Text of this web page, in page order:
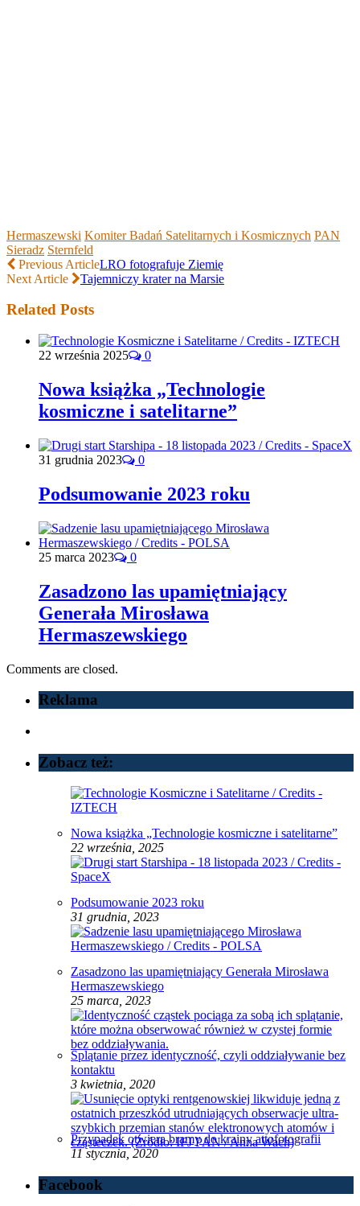
Hermaszewski Komiter Badań Satelitarnych i Kosmicznych PAN
Sieradz Sternfeld
Previous ArticleLRO fotografuje Ziemię
Next Article
Tajemniczy krater na Marsie
Related Posts
22 września 2025 0
Nowa książka „Technologie
kosmiczne i satelitarne”
31 grudnia 2023 0
Podsumowanie 2023 roku
25 marca 2023 0
Zasadzono las upamiętniający
Generała Mirosława
Hermaszewskiego
Comments are closed.
Reklama
Zobacz też:
Nowa książka „Technologie kosmiczne i satelitarne”
22 września, 2025
Podsumowanie 2023 roku
31 grudnia, 2023
Zasadzono las upamiętniający Generała Mirosława
Hermaszewskiego
25 marca, 2023
Splątanie przez identyczność, czyli oddziaływanie bez
kontaktu
3 kwietnia, 2020
Przypadek otwiera bramy do krainy attofotografii
11 stycznia, 2020
Facebook